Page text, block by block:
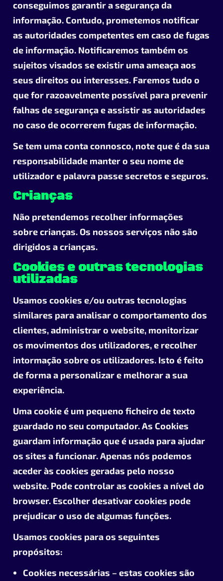
conseguimos garantir a segurança da
informação. Contudo, prometemos notificar
as autoridades competentes em caso de fugas
de informação. Notificaremos também os
sujeitos visados se existir uma ameaça aos
seus direitos ou interesses. Faremos tudo o
que for razoavelmente possível para prevenir
falhas de segurança e assistir as autoridades
no caso de ocorrerem fugas de informação.
Se tem uma conta connosco, note que é da sua
responsabilidade manter o seu nome de
utilizador e palavra passe secretos e seguros.
Crianças
Não pretendemos recolher informações
sobre crianças. Os nossos serviços não são
dirigidos a crianças.
Cookies e outras tecnologias
utilizadas
Usamos cookies e/ou outras tecnologias
similares para analisar o comportamento dos
clientes, administrar o website, monitorizar
os movimentos dos utilizadores, e recolher
intormação sobre os utilizadores. Isto é feito
de forma a personalizar e melhorar a sua
experiência.
Uma cookie é um pequeno ficheiro de texto
guardado no seu computador. As Cookies
guardam informação que é usada para ajudar
os sites a funcionar. Apenas nós podemos
aceder às cookies geradas pelo nosso
website. Pode controlar as cookies a nível do
browser. Escolher desativar cookies pode
prejudicar o uso de algumas funções.
Usamos cookies para os seguintes
propósitos:
Cookies necessárias – estas cookies são